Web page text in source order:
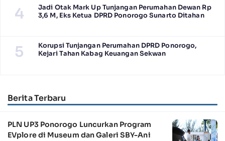
4
Jadi Otak Mark Up Tunjangan Perumahan Dewan Rp
3,6 M, Eks Ketua DPRD Ponorogo Sunarto Ditahan
5
Korupsi Tunjangan Perumahan DPRD Ponorogo,
Kejari Tahan Kabag Keuangan Sekwan
Berita Terbaru
PLN UP3 Ponorogo Luncurkan Program
EVplore di Museum dan Galeri SBY-Ani